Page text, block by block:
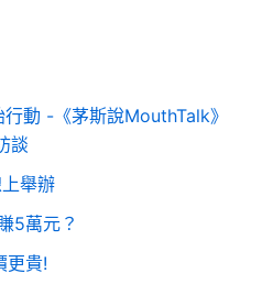
動 -《茅斯說MouthTalk》
談
舉辦
5萬元？
更貴!